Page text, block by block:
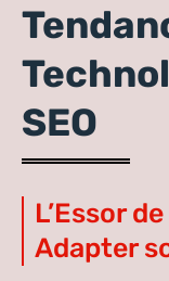
SEO
L’Essor
Adapter